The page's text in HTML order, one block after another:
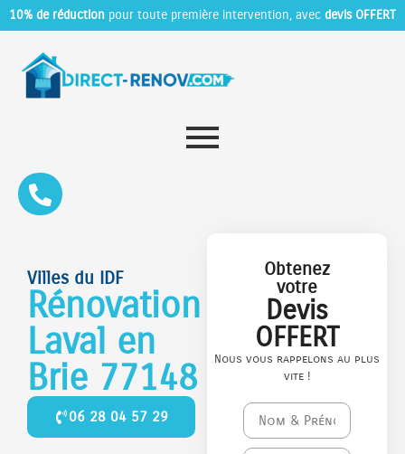
10% de réduction pour toute première intervention, avec devis OFFERT
Villes du IDF
Rénovation
Laval en
Brie 77148
06 28 04 57 29
Obtenez
votre
Devis
OFFERT
Nous vous rappelons au plus
vite !